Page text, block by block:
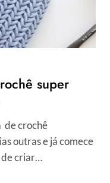
super
de crochê
outras e já comece
de criar…